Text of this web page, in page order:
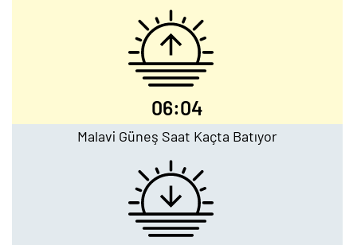
06:04
Malavi Güneş Saat Kaçta Batıyor